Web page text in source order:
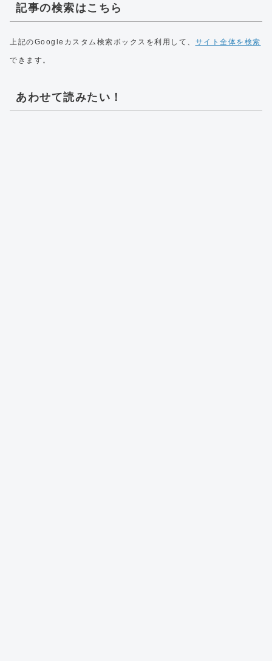
記事の検索はこちら
上記のGoogleカスタム検索ボックスを利用して、 サイト全体を検索
できます。
あわせて読みたい！